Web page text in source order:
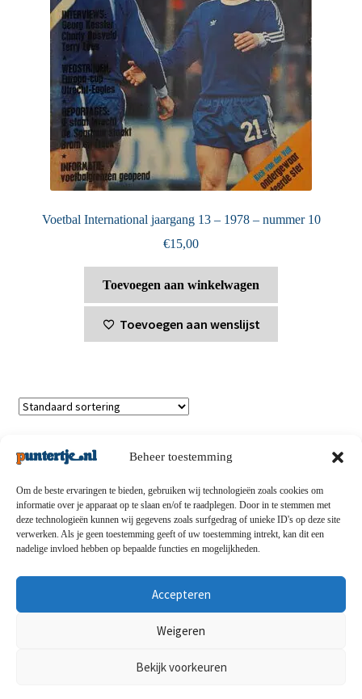
Beheer toestemming
Om de beste ervaringen te bieden, gebruiken wij technologieën zoals cookies om
informatie over je apparaat op te slaan en/of te raadplegen. Door in te stemmen met
deze technologieën kunnen wij gegevens zoals surfgedrag of unieke ID's op deze site
verwerken. Als je geen toestemming geeft of uw toestemming intrekt, kan dit een
nadelige invloed hebben op bepaalde functies en mogelijkheden.
Accepteren
Weigeren
Bekijk voorkeuren
Voetbal International jaargang 13 – 1978 – nummer 10
€15,00
Toevoegen aan winkelwagen
Toevoegen aan wenslijst
Privacybeleid-Verzending en retouren-Algemene
voorwaarden-Disclaimert-Betaalmethoden-Over ons
Contact